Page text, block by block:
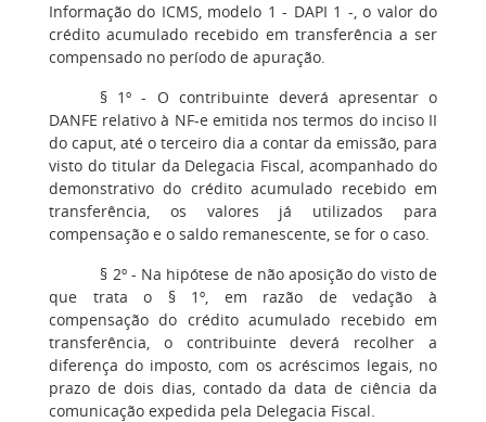
Informação do ICMS, modelo 1 - DAPI 1 -, o valor do
crédito acumulado recebido em transferência a ser
compensado no período de apuração.
§ 1º - O contribuinte deverá apresentar o
DANFE relativo à NF-e emitida nos termos do inciso II
do caput, até o terceiro dia a contar da emissão, para
visto do titular da Delegacia Fiscal, acompanhado do
demonstrativo do crédito acumulado recebido em
transferência, os valores já utilizados para
compensação e o saldo remanescente, se for o caso.
§ 2º - Na hipótese de não aposição do visto de
que trata o § 1º, em razão de vedação à
compensação do crédito acumulado recebido em
transferência, o contribuinte deverá recolher a
diferença do imposto, com os acréscimos legais, no
prazo de dois dias, contado da data de ciência da
comunicação expedida pela Delegacia Fiscal.